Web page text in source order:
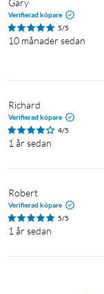
Gary
Verifierad köpare
5/5
10 månader sedan
Richard
Verifierad köpare
4/5
1 år sedan
Robert
Verifierad köpare
5/5
1 år sedan